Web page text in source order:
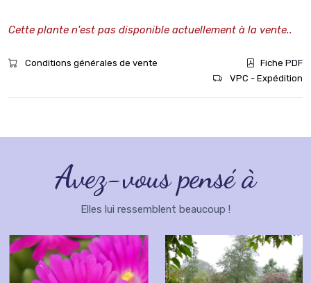
Cette plante n'est pas disponible actuellement à la vente..
Conditions générales de vente
Fiche PDF
VPC - Expédition
Avez-vous pensé à
Elles lui ressemblent beaucoup !